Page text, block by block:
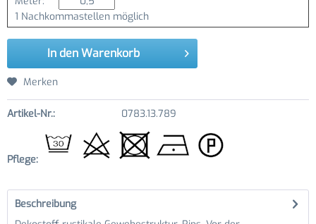
1 Nachkommastellen möglich
In den Warenkorb
Merken
Artikel-Nr.: 0783.13.789
Pflege:
Beschreibung